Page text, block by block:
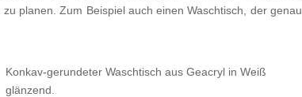
planen. Zum Beispiel auch einen Waschtisch, der genau
Konkav-gerundeter Waschtisch aus Geacryl in Weiß
glänzend.